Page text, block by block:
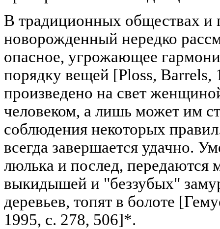
В традиционных обществах и
новорожденный нередко
опасное, угрожающее
порядку вещей [Ploss, Barrels,
произведено на свет
человеком, а лишь может им
соблюдения некоторых
всегда завершается удачно.
люлька и послед, передаются
выкидышей и "беззубых"
деревьев, топят в болоте
1995, с. 278, 506]*.